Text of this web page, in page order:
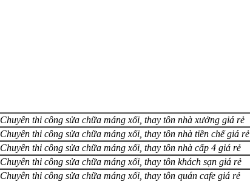
Chuyên thi công sửa chữa máng xối, thay tôn nhà xưởng giá rẻ
Chuyên thi công sửa chữa máng xối, thay tôn nhà tiền chế giá rẻ
Chuyên thi công sửa chữa máng xối, thay tôn nhà cấp 4 giá rẻ
Chuyên thi công sửa chữa máng xối, thay tôn khách sạn giá rẻ
Chuyên thi công sửa chữa máng xối, thay tôn quán cafe giá rẻ